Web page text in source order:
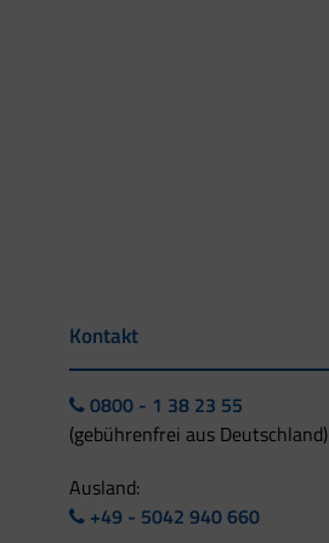
Kontakt
0800 - 1 38 23 55
(gebührenfrei aus Deutschland)
Ausland:
+49 - 5042 940 660